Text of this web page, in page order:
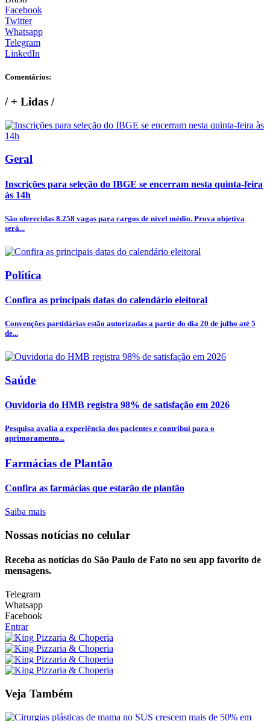
Facebook
Twitter
Whatsapp
Telegram
LinkedIn
Comentários:
/+ Lidas /
Geral
Inscrições para seleção do IBGE se encerram nesta quinta-feira
às 14h
São oferecidas 8.258 vagas para cargos de nível médio. Prova objetiva
será...
Política
Confira as principais datas do calendário eleitoral
Convenções partidárias estão autorizadas a partir do dia 20 de julho até 5
de...
Saúde
Ouvidoria do HMB registra 98% de satisfação em 2026
Pesquisa avalia a experiência dos pacientes e contribui para o
aprimoramento...
Farmácias de Plantão
Confira as farmácias que estarão de plantão
Saiba mais
Nossas notícias no celular
Receba as notícias do São Paulo de Fato no seu app favorito de
mensagens.
Telegram
Whatsapp
Facebook
Entrar
Veja Também